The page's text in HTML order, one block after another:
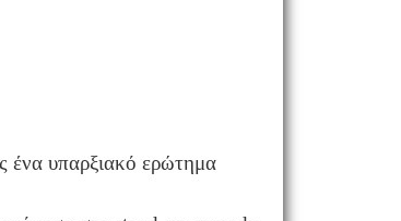
ένα υπαρξιακό ερώτημα